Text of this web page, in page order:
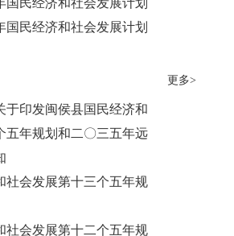
国民经济和社会发展计划
国民经济和社会发展计划
更多>
于印发闽侯县国民经济和
五年规划和二〇三五年远
社会发展第十三个五年规
社会发展第十二个五年规